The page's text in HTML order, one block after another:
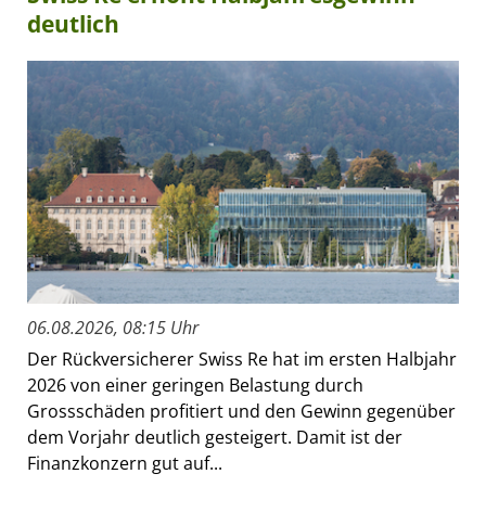
deutlich
06.08.2026, 08:15 Uhr
Der Rückversicherer Swiss Re hat im ersten Halbjahr
2026 von einer geringen Belastung durch
Grossschäden profitiert und den Gewinn gegenüber
dem Vorjahr deutlich gesteigert. Damit ist der
Finanzkonzern gut auf...